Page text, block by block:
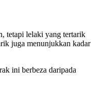
tetapi lelaki yang tertarik
juga menunjukkan kadar
ini berbeza daripada